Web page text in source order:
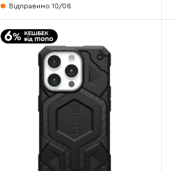
Відправимо 10/08